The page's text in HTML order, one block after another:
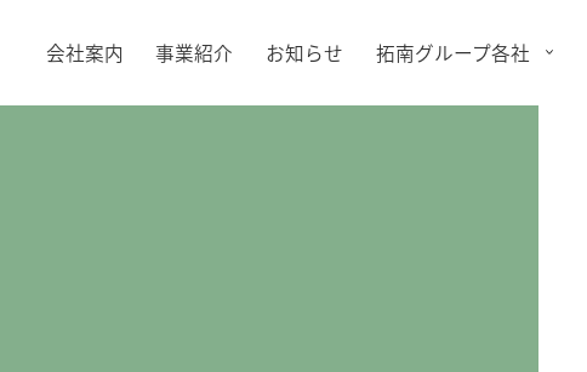
会社案内 事業紹介 お知らせ 拓南グループ各社